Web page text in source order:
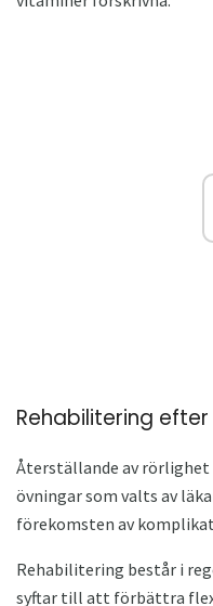
Rehabilitering
Återställande av
övningar som valts av
förekomsten av
Rehabilitering består i
syftar till att förbättra